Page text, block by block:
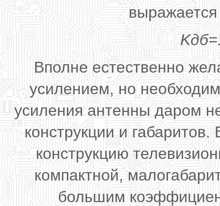
Вполне естественно
усилением, но
усиления антенны даром
конструкции и
конструкцию
компактной,
большим